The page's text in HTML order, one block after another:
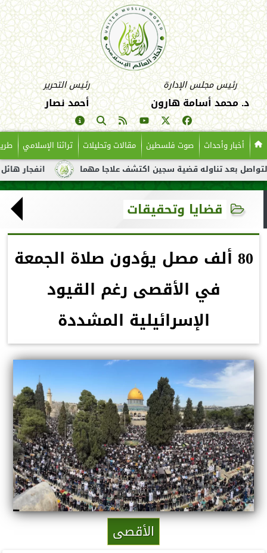
رئيس مجلس الإدارة
د. محمد أسامة هارون
رئيس التحرير
أحمد نصار
أخبار وأحداث صوت فلسطين مقالات وتحليلات تراثنا الإسلامي
انفجار هائل لناقلة تناوله قضية سجين اكتشف علاجا مهما
قضايا وتحقيقات
80 ألف مصل يؤدون صلاة الجمعة
في الأقصى رغم القيود
الإسرائيلية المشددة
الأقصى